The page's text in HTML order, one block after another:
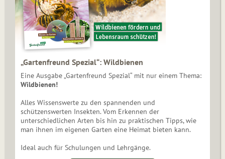
„Gartenfreund Spezial“: Wildbienen
Eine Ausgabe „Gartenfreund Spezial“ mit nur einem Thema:
Wildbienen!
Alles Wissenswerte zu den spannenden und
schützenswerten Insekten. Vom Erkennen der
unterschiedlichen Arten bis hin zu praktischen Tipps, wie
man ihnen im eigenen Garten eine Heimat bieten kann.
Ideal auch für Schulungen und Lehrgänge.